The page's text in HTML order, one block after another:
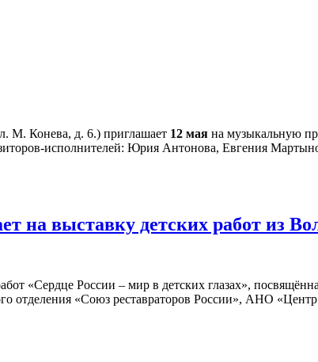
М. Конева, д. 6.) приглашает 12 мая на музыкальную
исполнителей: Юрия Антонова, Евгения
на выставку детских работ из
«Сердце России – мир в детских глазах»,
отделения «Союз реставраторов России», АНО